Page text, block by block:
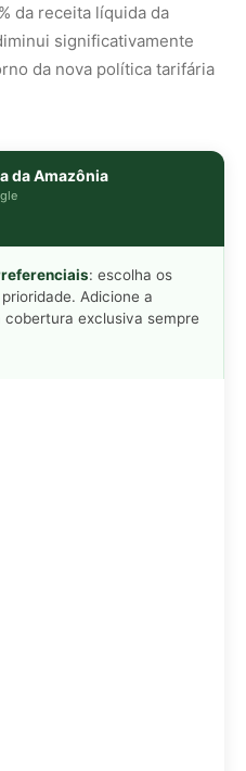
da receita líquida da
significativamente
da nova política tarifária
da Amazônia
: escolha os
Adicione a
cobertura exclusiva sempre